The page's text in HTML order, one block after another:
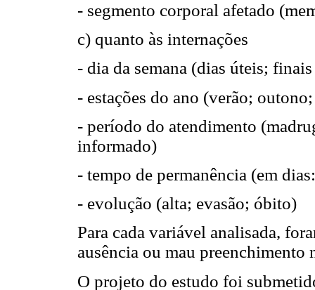
- segmento corporal afetado
c) quanto às internações
- dia da semana (dias úteis;
- estações do ano (verão;
- período do atendimento
informado)
- tempo de permanência (em
- evolução (alta; evasão; óbito)
Para cada variável analisada,
ausência ou mau preenchimento
O projeto do estudo foi